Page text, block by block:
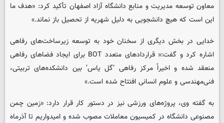
معاون توسعه مدیریت و منابع دانشگاه آزاد اصفهان تأکید کرد: «هدف ما
این است که هیچ دانشجویی به دلیل شهریه از تحصیل باز نماند.»
خدایی در بخش دیگری از سخنان خود به توسعه زیرساخت‌های رفاهی
اشاره کرد و گفت:« قراردادهای متعدد BOT برای ایجاد فضاهای رفاهی
منعقد شده و اخیراً مرکز رفاهی ‘گل یاس’ بین دانشکده‌های تربیتی،
فنی‌مهندسی و علوم انسانی افتتاح شده است.»
به گفته وی، پروژه‌های ورزشی نیز در دستور کار قرار دارد: «زمین چمن
مصنوعی دانشگاه در کمیسیون معاملات مصوب شده و امیدواریم تا آذرماه